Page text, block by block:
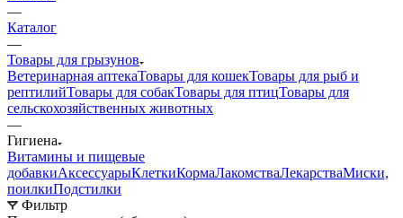
—
Каталог
—
Товары для грызунов
Ветеринарная аптекаТовары для кошекТовары для рыб и
рептилийТовары для собакТовары для птицТовары для
сельскохозяйственных животных
—
Гигиена
Витамины и пищевые
добавкиАксессуарыКлеткиКормаЛакомстваЛекарстваМиски,
поилкиПодстилки
Фильтр